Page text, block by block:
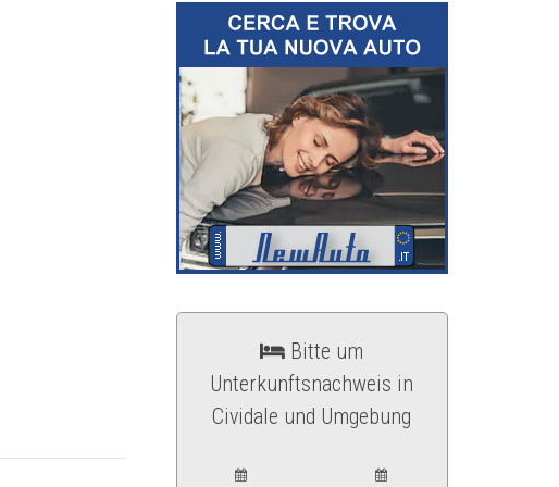
Bitte um
Unterkunftsnachweis in
Cividale und Umgebung